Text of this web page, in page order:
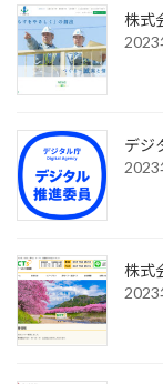
株式
2023
デジ
2023
株式
2023